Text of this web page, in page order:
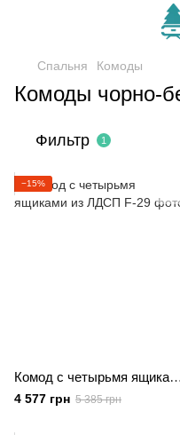
Спальня Комоды
Комоды чорно-
Фильтр 1
−15%
Комод с четырьмя ящиками из ЛДСП
4 577 грн 5 385 грн